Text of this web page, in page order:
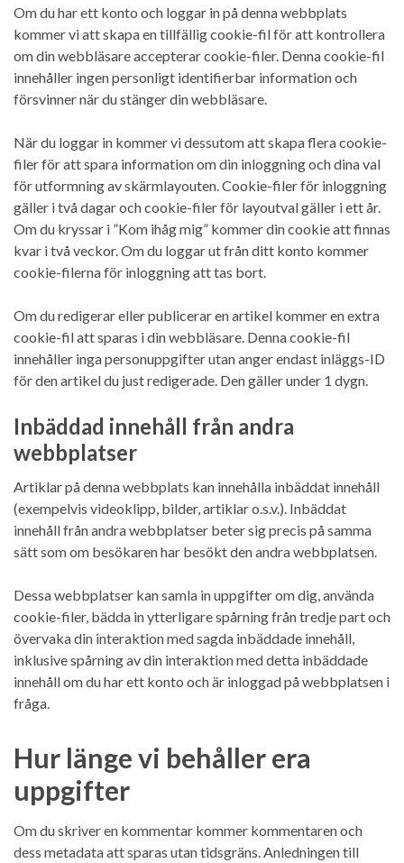
Om du har ett konto och loggar in på denna webbplats
kommer vi att skapa en tillfällig cookie-fil för att kontrollera
om din webbläsare accepterar cookie-filer. Denna cookie-fil
innehåller ingen personligt identifierbar information och
försvinner när du stänger din webbläsare.
När du loggar in kommer vi dessutom att skapa flera cookie-
filer för att spara information om din inloggning och dina val
för utformning av skärmlayouten. Cookie-filer för inloggning
gäller i två dagar och cookie-filer för layoutval gäller i ett år.
Om du kryssar i ”Kom ihåg mig” kommer din cookie att finnas
kvar i två veckor. Om du loggar ut från ditt konto kommer
cookie-filerna för inloggning att tas bort.
Om du redigerar eller publicerar en artikel kommer en extra
cookie-fil att sparas i din webbläsare. Denna cookie-fil
innehåller inga personuppgifter utan anger endast inläggs-ID
för den artikel du just redigerade. Den gäller under 1 dygn.
Inbäddad innehåll från andra
webbplatser
Artiklar på denna webbplats kan innehålla inbäddat innehåll
(exempelvis videoklipp, bilder, artiklar o.s.v.). Inbäddat
innehåll från andra webbplatser beter sig precis på samma
sätt som om besökaren har besökt den andra webbplatsen.
Dessa webbplatser kan samla in uppgifter om dig, använda
cookie-filer, bädda in ytterligare spårning från tredje part och
övervaka din interaktion med sagda inbäddade innehåll,
inklusive spårning av din interaktion med detta inbäddade
innehåll om du har ett konto och är inloggad på webbplatsen i
fråga.
Hur länge vi behåller era
uppgifter
Om du skriver en kommentar kommer kommentaren och
dess metadata att sparas utan tidsgräns. Anledningen till